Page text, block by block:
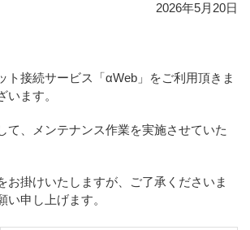
2026年5月 20日
ト接続サービス「αWeb」をご利用頂きま
います。
て、メンテナンス作業を実施させていた
お掛けいたしますが、ご了承くださいま
い申し上げます。